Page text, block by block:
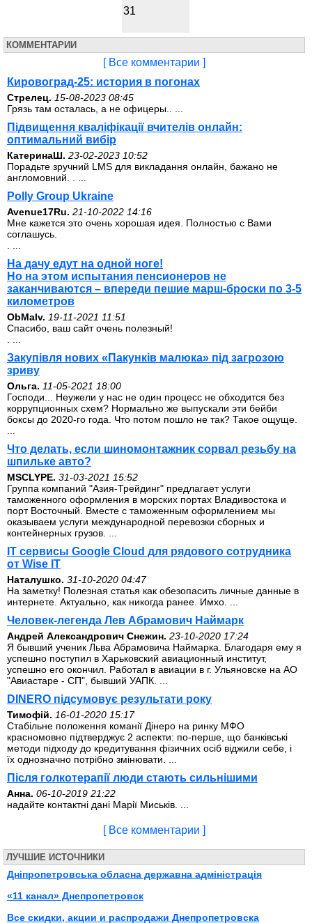
31
КОММЕНТАРИИ
[ Все комментарии ]
Кировоград-25: история в погонах
Стрелец. 15-08-2023 08:45
Грязь там осталась, а не офицеры.. ...
Підвищення кваліфікації вчителів онлайн:
оптимальний вибір
КатеринаШ. 23-02-2023 10:52
Порадьте зручний LMS для викладання онлайн, бажано не
англомовний. . ...
Polly Group Ukraine
Avenue17Ru. 21-10-2022 14:16
Мне кажется это очень хорошая идея. Полностью с Вами
соглашусь.
На дачу едут на одной ноге!
Но на этом испытания пенсионеров не
заканчиваются – впереди пешие марш-броски по 3-5
километров
ОbMalv. 19-11-2021 11:51
Спасибо, ваш сайт очень полезный!
Закупівля нових «Пакунків малюка» під загрозою
зриву
Ольга. 11-05-2021 18:00
Господи... Неужели у нас не один процесс не обходится без
коррупционных схем? Нормально же выпускали эти бейби
боксы до 2020-го года. Что потом пошло не так? Такое ощуще.
Что делать, если шиномонтажник сорвал резьбу на
шпильке авто?
MSCLYPE. 31-03-2021 15:52
Группа компаний "Азия-Трейдинг" предлагает услуги
таможенного оформления в морских портах Владивостока и
порт Восточный. Вместе с таможенным оформлением мы
оказываем услуги международной перевозки сборных и
контейнерных грузов. ...
IT сервисы Google Cloud для рядового сотрудника
от Wise IT
Наталушко. 31-10-2020 04:47
На заметку! Полезная статья как обезопасить личные данные в
интернете. Актуально, как никогда ранее. Имхо. ...
Человек-легенда Лев Абрамович Наймарк
Андрей Александрович Снежин. 23-10-2020 17:24
Я бывший ученик Льва Абрамовича Наймарка. Благодаря ему я
успешно поступил в Харьковский авиационный институт,
успешно его окончил. Работал в авиации в г. Ульяновске на АО
"Авиастаре - СП", бывший УАПК. ...
DINERO підсумовує результати року
Тимофій. 16-01-2020 15:17
Стабільне положення команії Дінеро на ринку МФО
красномовно підтверджує 2 аспекти: по-перше, що банківські
методи підходу до кредитування фізичних осіб віджили себе, і
їх однозначно потрібно змінювати. ...
Після голкотерапії люди стають сильнішими
Анна. 06-10-2019 21:22
надайте контактні дані Марії Миськів. ...
[ Все комментарии ]
ЛУЧШИЕ ИСТОЧНИКИ
Дніпропетровська обласна державна адміністрація
«11 канал» Днепропетровск
Все скидки, акции и распродажи Днепропетровска